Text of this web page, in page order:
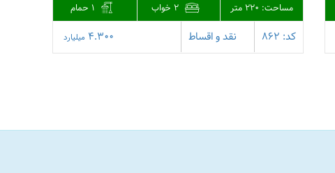
مساحت: 220 متر 2 خواب 1 حمام
4.300 میلیارد کد: 862 نقد و اقساط